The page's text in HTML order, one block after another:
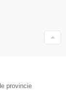
provincie